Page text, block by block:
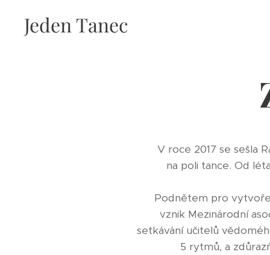
Jeden Tanec
V roce 2017 se sešla
na poli tance. Od
Podnětem pro
vznik Mezinárodní
setkávání učitelů
5 rytmů, a